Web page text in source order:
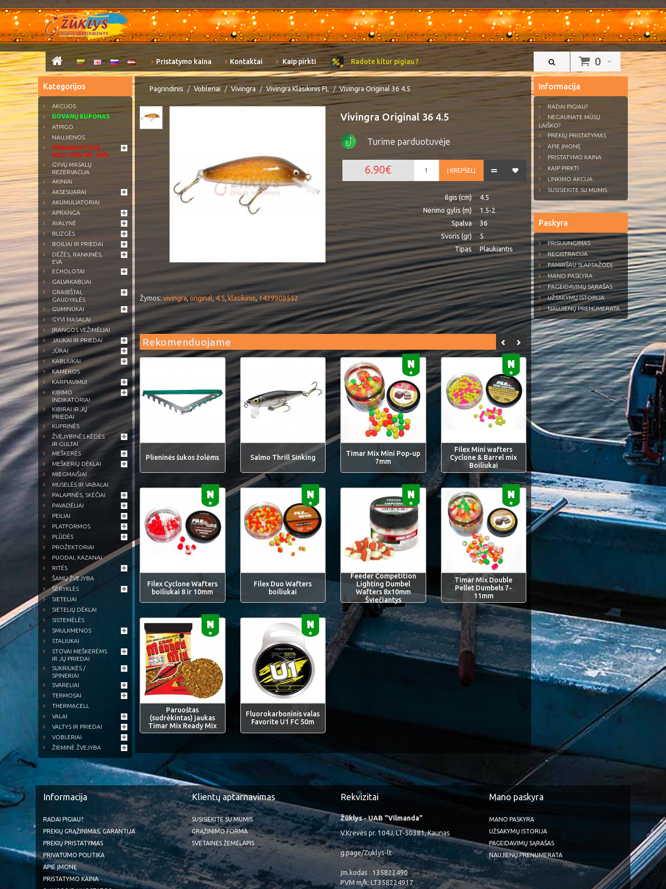
0
Pristatymo kaina Kontaktai Kaip pirkti Radote kitur pigiau ?
Kategorijos
AKCIJOS
DOVANŲ KUPONAS
ATPIGO
NAUJIENOS
IŠPARDUOTUVĖ
NUO -30% IKI -60%
GYVŲ MASALŲ
REZERVACIJA
AKINIAI
AKSESUARAI
AKUMULIATORIAI
APRANGA
AVALYNĖ
BLIZGĖS
BOILIAI IR PRIEDAI
DĖŽĖS, RANKINĖS,
EVA
ECHOLOTAI
GALVAKABLIAI
GRAIBŠTAI,
GAUDYKLĖS
GUMINUKAI
GYVI MASALAI
ĮRANGOS VEŽIMĖLIAI
JAUKAI IR PRIEDAI
JŪRAI
KABLIUKAI
KAMEROS
KARPIAVIMUI
KIBIMO
INDIKATORIAI
KIBIRAI IR JŲ
PRIEDAI
KUPRINĖS
ŽVEJYBINĖS KĖDĖS
IR GULTAI
MEŠKERĖS
MEŠKERIŲ DĖKLAI
MIEGMAIŠIAI
MUSELĖS IR VABALAI
PALAPINĖS, SKĖČIAI
PAVADĖLIAI
PEILIAI
PLATFORMOS
PLŪDĖS
PROŽEKTORIAI
PUODAI, KAZANAI
RITĖS
ŠAMŲ ŽVEJYBA
ŠĖRYKLĖS
SIETELIAI
SIETELIŲ DĖKLAI
SISTEMĖLĖS
SMULKMENOS
STALIUKAI
STOVAI MEŠKERĖMS
IR JŲ PRIEDAI
SUKRIUKĖS /
SPINERIAI
SVARELIAI
TERMOSAI
THERMACELL
VALAI
VALTYS IR PRIEDAI
VOBLERIAI
ŽIEMINĖ ŽVEJYBA
Pagrindinis Vobleriai Vivingra Vivingra Klasikinis FL Vivingra Original 36 4.5
Vivingra Original 36 4.5
Turime parduotuvėje
Į KREPŠELĮ
6.90€
Ilgis (cm)
4.5
Nėrimo gylis (m)
1.5-2
Spalva
36
Svoris (gr)
5
Tipas
Plaukiantis
Žymos: vivingra,original, 4.5, klasikinis, 1439908552
Rekomenduojame
Plieninės šukos žolėms Salmo Thrill Sinking
Timar Mix Mini Pop-up
7mm
Filex Mini wafters
Cyclone & Barrel mix
Boiliukai
Filex Cyclone Wafters
boiliukai 8 ir 10mm
Filex Duo Wafters
boiliukai
Feeder Competition
Lighting Dumbel
Wafters 8x10mm
Šviečiantys
Timar Mix Double
Pellet Dumbels 7-
11mm
Paruoštas
(sudrėkintas) jaukas
Timar Mix Ready Mix
Fluorokarboninis valas
Favorite U1 FC 50m
Informacija
RADAI PIGIAU?
NEGAUNATE MŪSŲ
LAIŠKO?
PREKIŲ PRISTATYMAS
APIE ĮMONĘ
PRISTATYMO KAINA
KAIP PIRKTI
LINKIMO AKCIJA
SUSISIEKITE SU MUMIS
Paskyra
PRISIJUNGIMAS
REGISTRACIJA
PAMIRŠAU SLAPTAŽODĮ
MANO PASKYRA
PAGEIDAVIMŲ SĄRAŠAS
UŽSAKYMŲ ISTORIJA
NAUJIENŲ PRENUMERATA
Informacija
RADAI PIGIAU?
PREKIŲ GRĄŽINIMAS, GARANTIJA
PREKIŲ PRISTATYMAS
PRIVATUMO POLITIKA
APIE ĮMONĘ
PRISTATYMO KAINA
Klientų aptarnavimas
SUSISIEKITE SU MUMIS
GRĄŽINIMO FORMA
SVETAINĖS ŽEMĖLAPIS
Rekvizitai
Žūklys - UAB "Vilmanda"
V.Krėvės pr. 104J, LT-50381, Kaunas
g.page/Zuklys-lt
Įm.kodas : 135822490
PVM m/k: LT358224917
Mano paskyra
MANO PASKYRA
UŽSAKYMŲ ISTORIJA
PAGEIDAVIMŲ SĄRAŠAS
NAUJIENŲ PRENUMERATA